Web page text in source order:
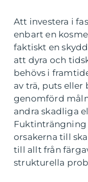
Att investera i
enbart en
faktiskt en
att dyra och
behövs i
av trä, puts eller
genomförd
andra skadliga
Fuktinträngning
orsakerna till
till allt från
strukturella